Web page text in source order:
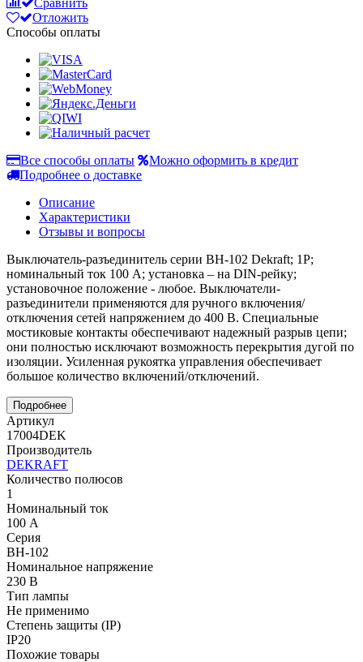
Отложить
Способы оплаты
Все способы оплаты
Можно оформить в кредит
Подробнее о доставке
Описание
Характеристики
Отзывы и вопросы
Выключатель-разъединитель серии ВН-102 Dekraft; 1P;
номинальный ток 100 А; установка – на DIN-рейку;
установочное положение - любое. Выключатели-
разъединители применяются для ручного включения/
отключения сетей напряжением до 400 В. Специальные
мостиковые контакты обеспечивают надежный разрыв цепи;
они полностью исключают возможность перекрытия дугой по
изоляции. Усиленная рукоятка управления обеспечивает
большое количество включений/отключений.
Подробнее
Артикул
17004DEK
Производитель
DEKRAFT
Количество полюсов
1
Номинальный ток
100 А
Серия
ВН-102
Номинальное напряжение
230 В
Тип лампы
Не применимо
Степень защиты (IP)
IP20
Похожие товары